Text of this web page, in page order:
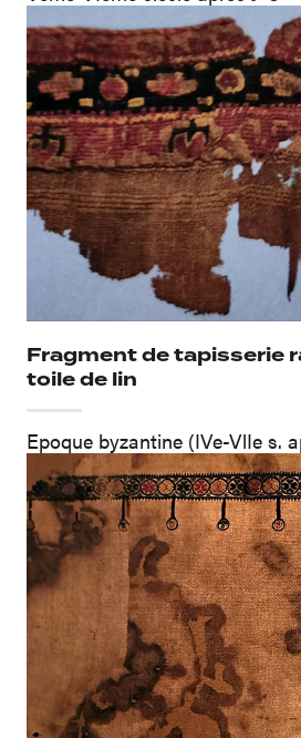
Fragment de tapisserie
toile de lin
Epoque byzantine (IVe-VlIe s.